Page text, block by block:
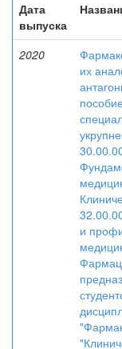
Дата
выпуска
2020
их
и